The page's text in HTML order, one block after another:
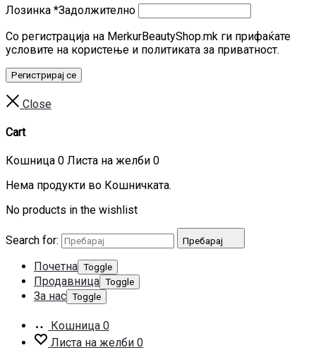
Лозинка *Задолжително
Со регистрација на MerkurBeautyShop.mk ги прифаќате
условите на користење и политиката за приватност.
Регистрирај се
Close
Cart
Кошница 0 Листа на желби 0
Нема продукти во Кошничката.
No products in the wishlist
Search for: Пребарај
Почетна Toggle
Продавница Toggle
За нас Toggle
Кошница 0
Листа на желби 0